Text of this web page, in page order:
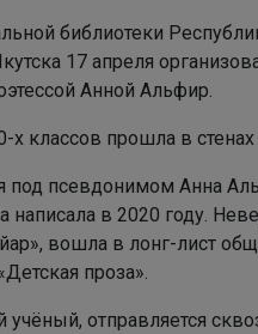
библиотеки
17 апреля
Анной Альфир.
х классов прошла в
псевдонимом Анна
в 2020 году.
вошла в лонг-лист
проза».
отправляется